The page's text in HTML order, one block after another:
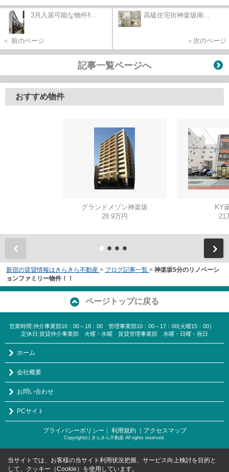
3月入居可能な物件‼...
＜ 前のページ
高級住宅街神楽坂南...
＞次のページ
記事一覧ページへ
おすすめ物件
グランドメゾン神楽坂
28.9万円
KY
21
新宿の賃貸情報はきらきら不動産 > ブログ記事一覧 > 神楽坂5分のリノベーシ
ョンファミリー物件！！
ページトップに戻る
営業時間:仲介事業部10：00～18：00 管理事業部10：00～17：00(火曜15：00）
定休日:賃貸仲介事業部 火曜・水曜 賃貸管理事業部 水曜・日曜・祝日
ホーム
会社概要
お問い合わせ
PCサイト
プライバシーポリシー ｜ 利用規約 ｜アクセスマップ
Copyright(c) きらきら不動産 All rights reserved.
当サイトでは、お客様の当サイト利用状況把握、サービス向上検討を目的と
して、クッキー（Cookie）を使用しています。